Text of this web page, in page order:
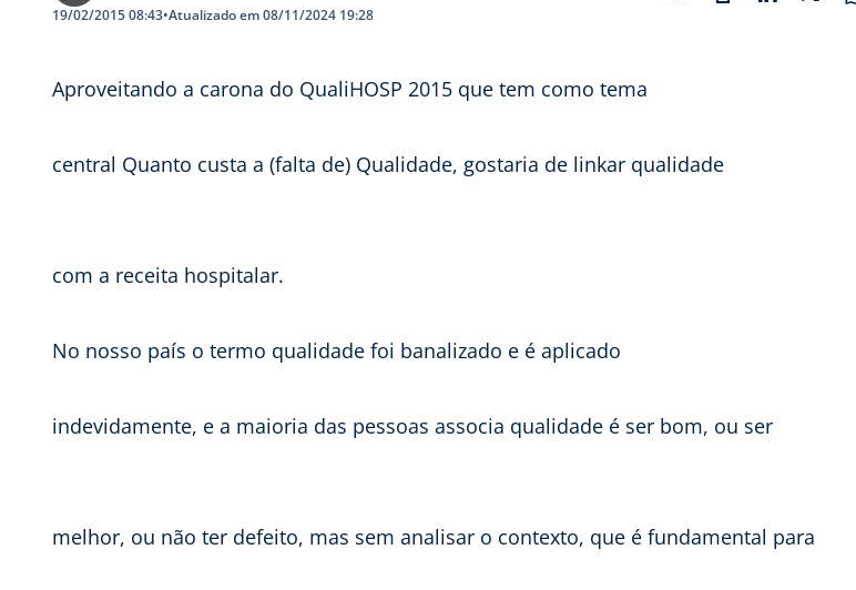
19/02/2015 08:43•Atualizado em 08/11/2024 19:28
Aproveitando a carona do QualiHOSP 2015 que tem como tema
central Quanto custa a (falta de) Qualidade, gostaria de linkar qualidade
com a receita hospitalar.
No nosso país o termo qualidade foi banalizado e é aplicado
indevidamente, e a maioria das pessoas associa qualidade é ser bom, ou ser
melhor, ou não ter defeito, mas sem analisar o contexto, que é fundamental para